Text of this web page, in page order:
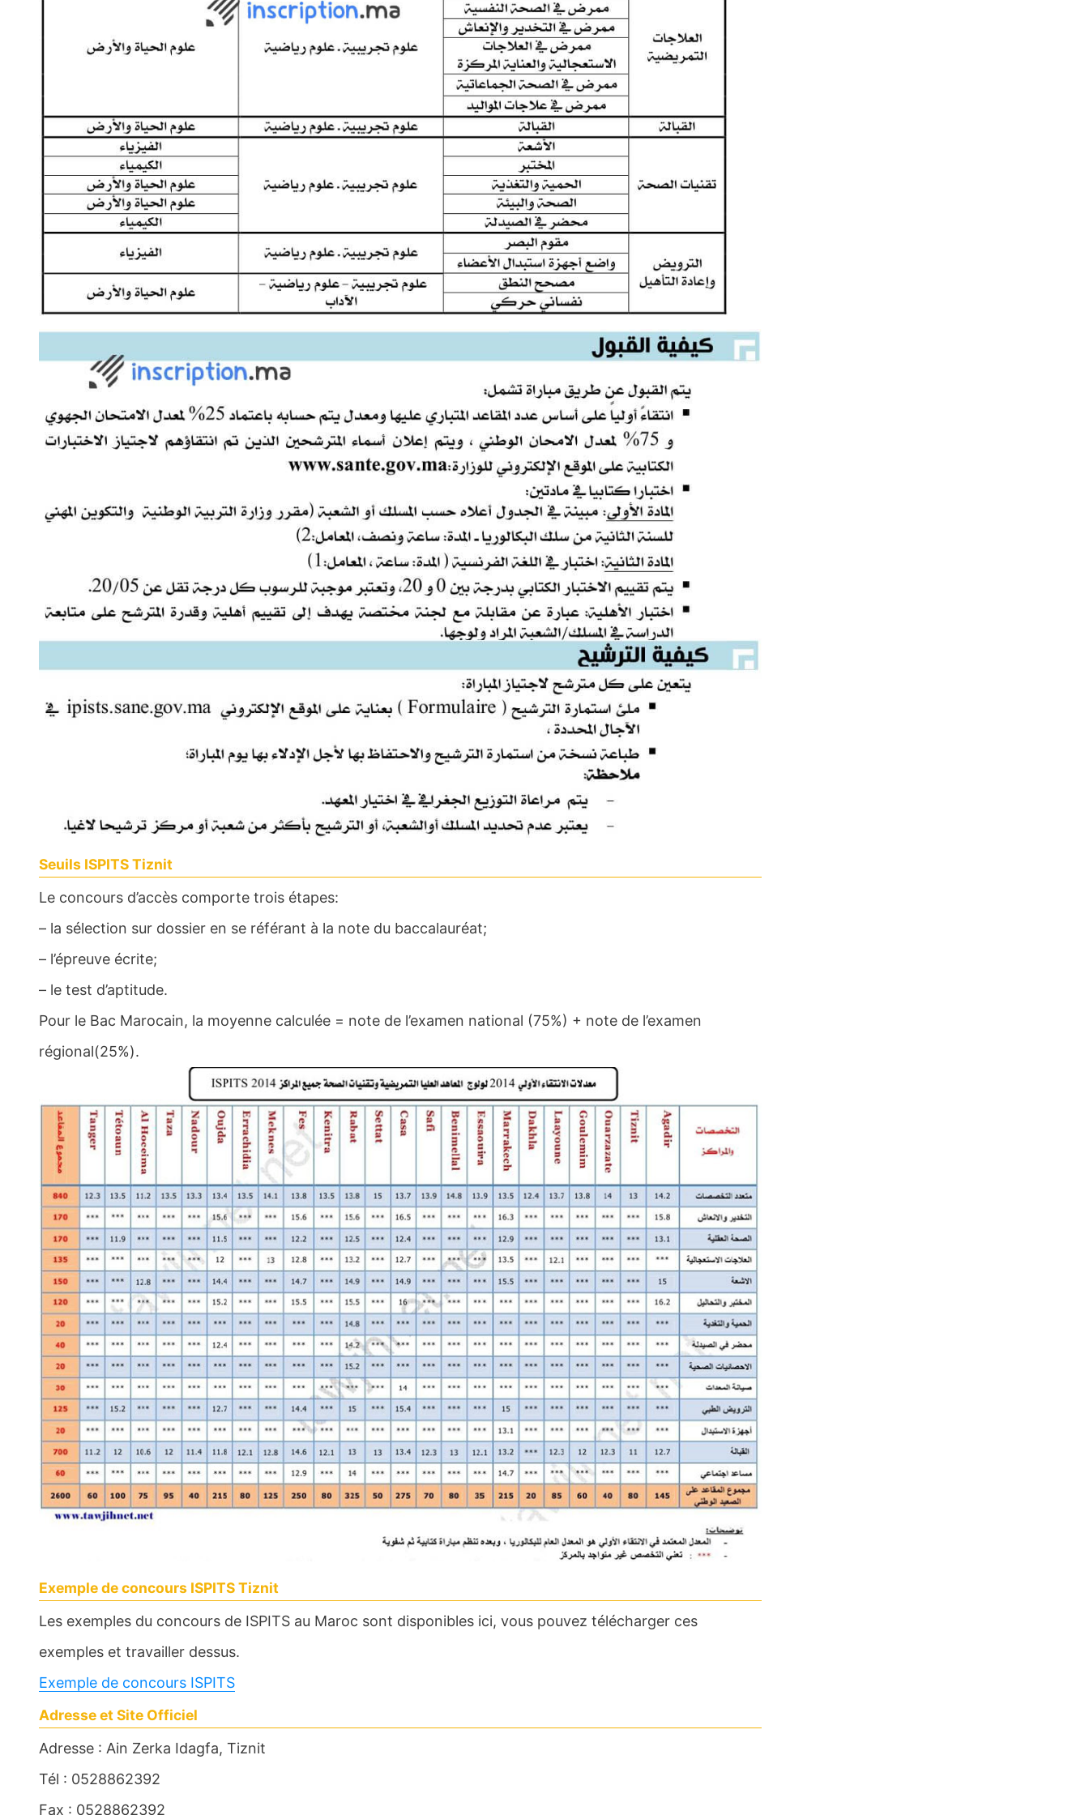
Seuils ISPITS Tiznit
Le concours d’accès comporte trois étapes:
– la sélection sur dossier en se référant à la note du baccalauréat;
– l’épreuve écrite;
– le test d’aptitude.
Pour le Bac Marocain, la moyenne calculée = note de l’examen national (75%) + note de l’examen
régional(25%).
Exemple de concours ISPITS Tiznit
Les exemples du concours de ISPITS au Maroc sont disponibles ici, vous pouvez télécharger ces
exemples et travailler dessus.
Exemple de concours ISPITS
Adresse et Site Officiel
Adresse : Ain Zerka Idagfa, Tiznit
Tél : 0528862392
Fax : 0528862392